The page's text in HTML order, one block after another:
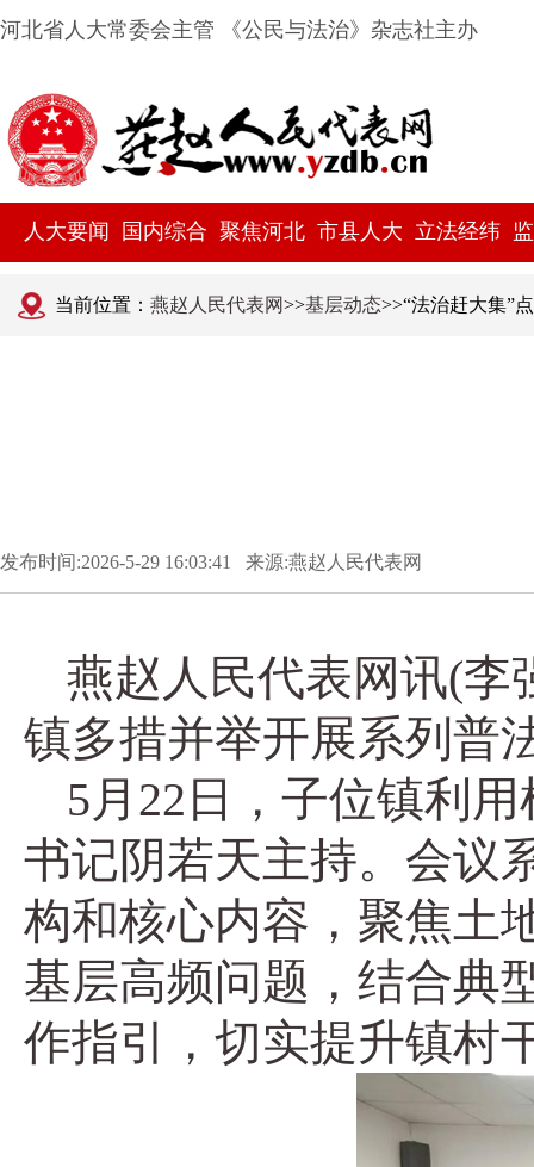
河北省人大常委会主管 《公民与法治》杂志社主办
人大要闻 国内综合 聚焦河北 市县人大 立法经纬
当前位置： 燕赵人民代表网>>基层动态>>“法治赶大集”
发布时间:2026-5-29 16:03:41 来源:燕赵人民代表网
燕赵人民代表网讯(李
镇多措并举开展系列普
5月22日，子位镇利
书记阴若天主持。会议
构和核心内容，聚焦土
基层高频问题，结合典
作指引，切实提升镇村